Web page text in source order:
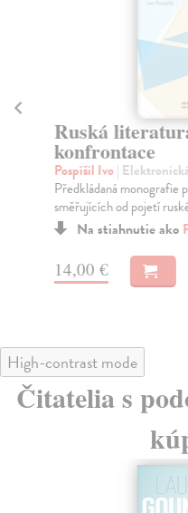
Ruská
konfrontace
Pospíšil Ivo|
Předkládaná monografie
směřujících od pojetí
Na stiahnutie ako
14,00 €
High-contrast mode
Čitatelia s